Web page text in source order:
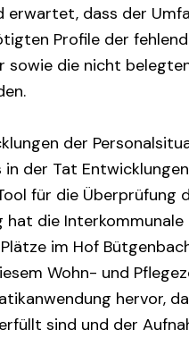
erwartet, dass der
Profile der
sowie die nicht
der
der Tat
für die Überprüfung
die Interkommunale
im Hof
Wohn- und
hervor,
sind und der